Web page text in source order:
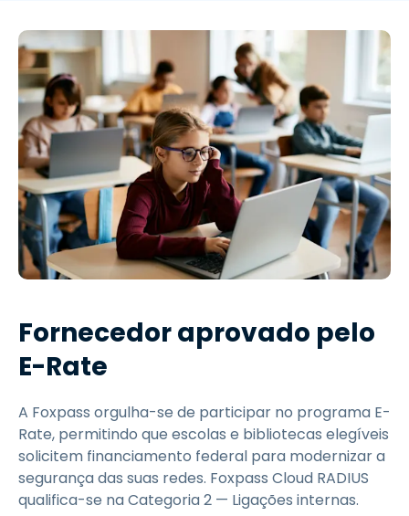
Fornecedor aprovado pelo
E-Rate
A Foxpass orgulha-se de participar no programa E-
Rate, permitindo que escolas e bibliotecas elegíveis
solicitem financiamento federal para modernizar a
segurança das suas redes. Foxpass Cloud RADIUS
qualifica-se na Categoria 2 — Ligações internas.